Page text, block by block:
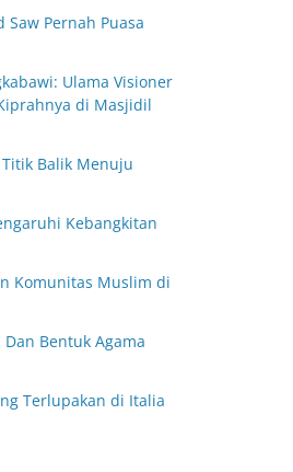
Pernah Puasa
Ulama Visioner
di Masjidil
Balik Menuju
Kebangkitan
Komunitas Muslim di
Bentuk Agama
Terlupakan di Italia